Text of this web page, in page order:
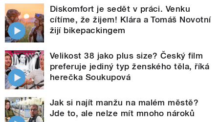
Diskomfort je sedět v práci. Venku
cítíme, že žijem! Klára a Tomáš Novotní
žijí bikepackingem
Velikost 38 jako plus size? Český film
preferuje jediný typ ženského těla, říká
herečka Soukupová
Jak si najít manžu na malém městě?
Jde to, ale nelze mít mnoho nároků